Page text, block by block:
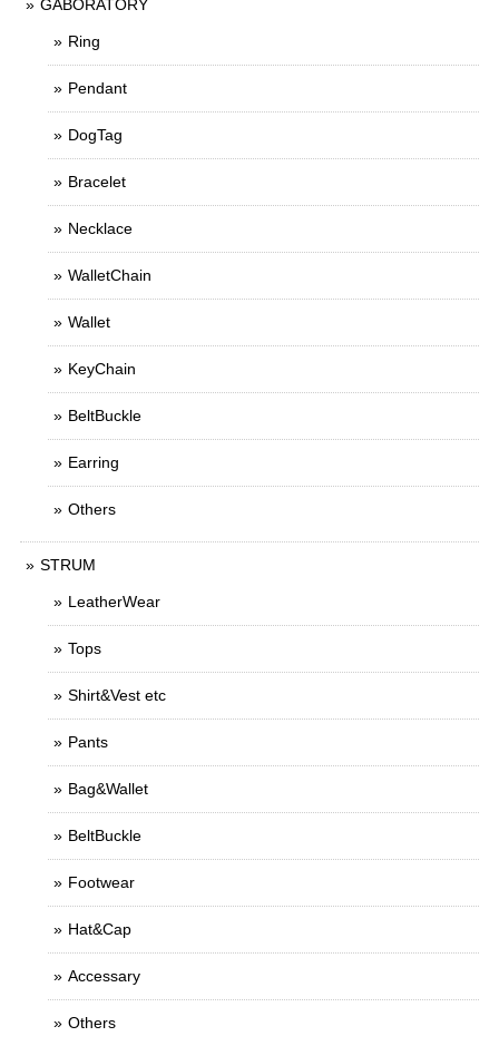
GABORATORY
Ring
Pendant
DogTag
Bracelet
Necklace
WalletChain
Wallet
KeyChain
BeltBuckle
Earring
Others
STRUM
LeatherWear
Tops
Shirt&Vest etc
Pants
Bag&Wallet
BeltBuckle
Footwear
Hat&Cap
Accessary
Others